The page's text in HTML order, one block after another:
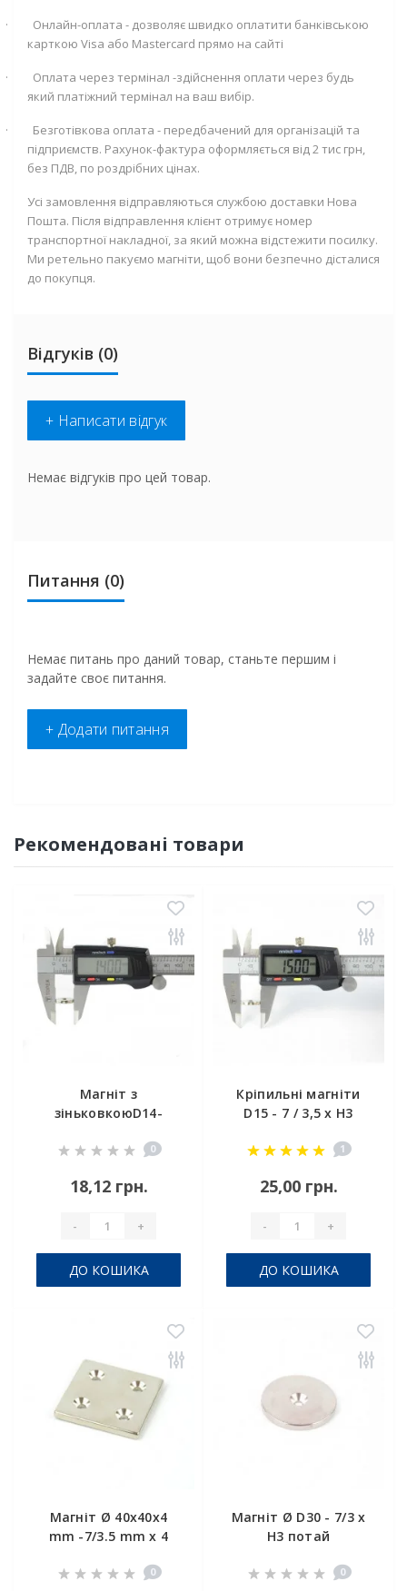
·
Онлайн-оплата - дозволяє швидко оплатити банківською
карткою Visa або Mastercard прямо на сайті
·
Оплата через термінал -здійснення оплати через будь
який платіжний термінал на ваш вибір.
·
Безготівкова оплата - передбачений для організацій та
підприємств. Рахунок-фактура оформляється від 2 тис грн,
без ПДВ, по роздрібних цінах.
Усі замовлення відправляються службою доставки Нова
Пошта. Після відправлення клієнт отримує номер
транспортної накладної, за який можна відстежити посилку.
Ми ретельно пакуємо магніти, щоб вони безпечно дісталися
до покупця.
Відгуків (0)
+ Написати відгук
Немає відгуків про цей товар.
Питання (0)
Немає питань про даний товар, станьте першим і
задайте своє питання.
+ Додати питання
Рекомендовані товари
Магніт з
зіньковкоюD14-
0
18,12 грн.
- +
ДО КОШИКА
Кріпильні магніти
D15 - 7 / 3,5 x H3
1
25,00 грн.
- +
ДО КОШИКА
Магніт Ø 40x40x4
mm -7/3.5 mm x 4
0
Магніт Ø D30 - 7/3 х
H3 потай
0